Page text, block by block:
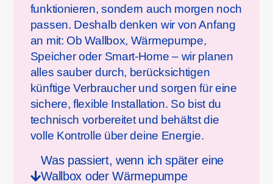
funktionieren, sondern auch morgen noch
passen. Deshalb denken wir von Anfang
an mit: Ob Wallbox, Wärmepumpe,
Speicher oder Smart-Home – wir planen
alles sauber durch, berücksichtigen
künftige Verbraucher und sorgen für eine
sichere, flexible Installation. So bist du
technisch vorbereitet und behältst die
volle Kontrolle über deine Energie.
Was passiert, wenn ich später eine
Wallbox oder Wärmepumpe